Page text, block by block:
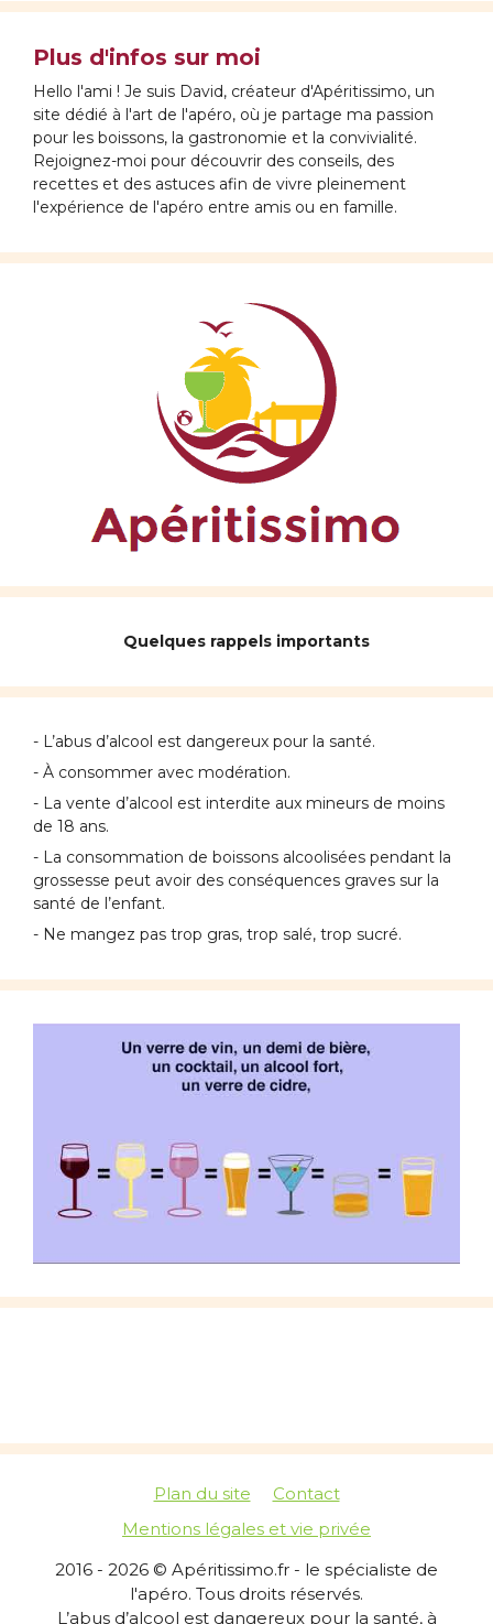
Plus d'infos sur moi
Hello l'ami ! Je suis David, créateur d'Apéritissimo, un
site dédié à l'art de l'apéro, où je partage ma passion
pour les boissons, la gastronomie et la convivialité.
Rejoignez-moi pour découvrir des conseils, des
recettes et des astuces afin de vivre pleinement
l'expérience de l'apéro entre amis ou en famille.
Quelques rappels importants
- L’abus d’alcool est dangereux pour la santé.
- À consommer avec modération.
- La vente d’alcool est interdite aux mineurs de moins
de 18 ans.
- La consommation de boissons alcoolisées pendant la
grossesse peut avoir des conséquences graves sur la
santé de l’enfant.
- Ne mangez pas trop gras, trop salé, trop sucré.
Plan du site
Contact
Mentions légales et vie privée
2016 - 2026 © Apéritissimo.fr - le spécialiste de
l'apéro. Tous droits réservés.
L’abus d’alcool est dangereux pour la santé, à